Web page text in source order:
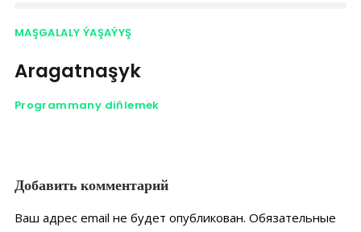
MAŞGALALY ÝAŞAÝYŞ
Aragatnaşyk
Programmany diňlemek
Добавить комментарий
Ваш адрес email не будет опубликован. Обязательные